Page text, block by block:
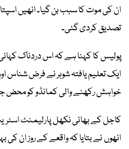
ان کی موت کا سبب بن گیا۔ انھیں
تصدیق کردی گئی۔
پولیس کا کہنا ہے کہ اس دردناک
ایک تعلیم یافتہ شوہر نے فرض شناس
خواہش رکھنے والی کمانڈو کو محض
کاجل کے بھائی نکھل پارلیمنٹ
انھوں نے بتایا کہ واقعے کے روز ان کی